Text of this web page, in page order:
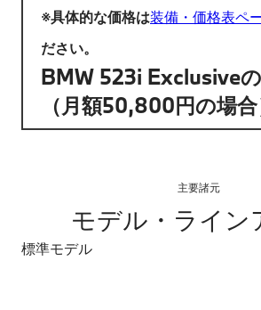
※具体的な価格は装備・価格表ペ
ださい。
BMW 523i Exclusive
（月額50,800円の場
主要諸元
モデル・ライン
標準モデル